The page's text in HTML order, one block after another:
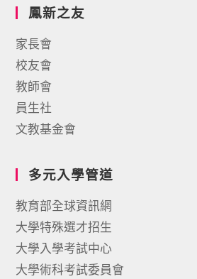
鳳新之友
家長會
校友會
教師會
員生社
文教基金會
多元入學管道
教育部全球資訊網
大學特殊選才招生
大學入學考試中心
大學術科考試委員會